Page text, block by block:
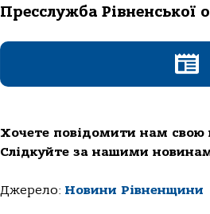
Пресслужба Рівненської
Хочете повідомити нам свою
Слідкуйте за нашими
Джерело: Новини Рівненщини